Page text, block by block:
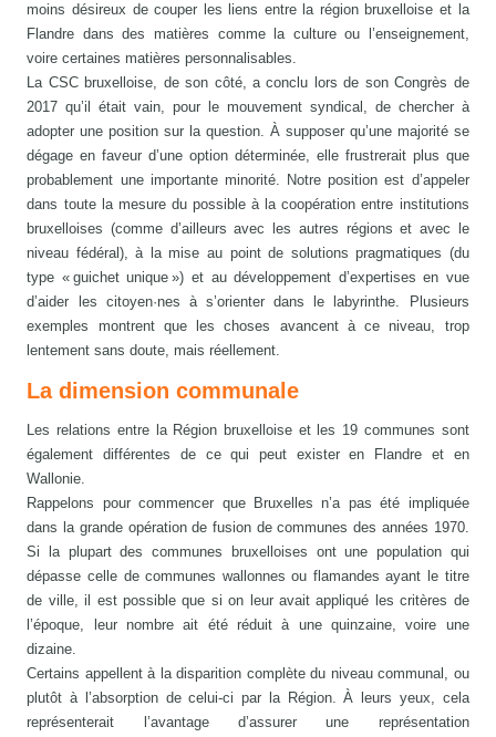
moins désireux de couper les liens entre la région bruxelloise et la
Flandre dans des matières comme la culture ou l’enseignement,
voire certaines matières personnalisables.
La CSC bruxelloise, de son côté, a conclu lors de son Congrès de
2017 qu’il était vain, pour le mouvement syndical, de chercher à
adopter une position sur la question. À supposer qu’une majorité se
dégage en faveur d’une option déterminée, elle frustrerait plus que
probablement une importante minorité. Notre position est d’appeler
dans toute la mesure du possible à la coopération entre institutions
bruxelloises (comme d’ailleurs avec les autres régions et avec le
niveau fédéral), à la mise au point de solutions pragmatiques (du
type « guichet unique ») et au développement d’expertises en vue
d’aider les citoyen·nes à s’orienter dans le labyrinthe. Plusieurs
exemples montrent que les choses avancent à ce niveau, trop
lentement sans doute, mais réellement.
La dimension communale
Les relations entre la Région bruxelloise et les 19 communes sont
également différentes de ce qui peut exister en Flandre et en
Wallonie.
Rappelons pour commencer que Bruxelles n’a pas été impliquée
dans la grande opération de fusion de communes des années 1970.
Si la plupart des communes bruxelloises ont une population qui
dépasse celle de communes wallonnes ou flamandes ayant le titre
de ville, il est possible que si on leur avait appliqué les critères de
l’époque, leur nombre ait été réduit à une quinzaine, voire une
dizaine.
Certains appellent à la disparition complète du niveau communal, ou
plutôt à l’absorption de celui-ci par la Région. À leurs yeux, cela
représenterait l’avantage d’assurer une représentation